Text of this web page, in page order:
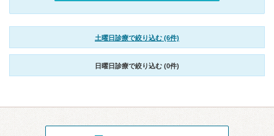
土曜日診療で絞り込む (6件)
日曜日診療で絞り込む (0件)